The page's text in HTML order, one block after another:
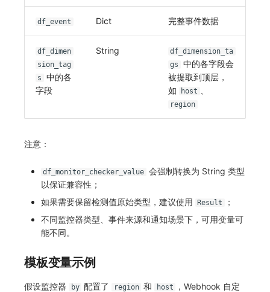
df_event Dict 完整事件数据
df_dimen
sion_tag
s
中的各
字段
String
df_dimension_ta
gs
中的各字段会
被提取到顶层，
如
host
region
注意：
df_monitor_checker_value 会强制转换为 String 类型
以保证兼容性；
如果需要保留检测值原始类型，建议使用
Result
；
不同监控器类型、事件来源和通知场景下，可用变量可
能不同。
模板变量示例
假设监控器 by 配置了 region 和 host
，Webhook 自定